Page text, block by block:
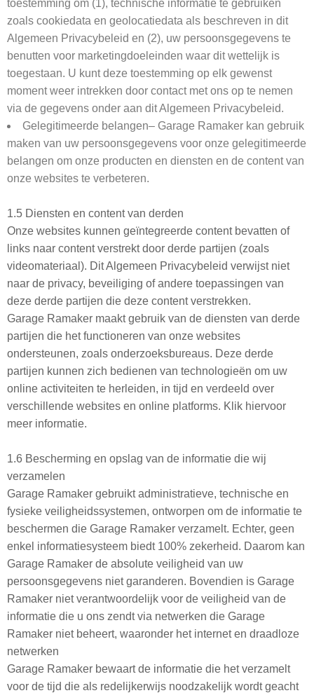
toestemming om (1), technische informatie te gebruiken
zoals cookiedata en geolocatiedata als beschreven in dit
Algemeen Privacybeleid en (2), uw persoonsgegevens te
benutten voor marketingdoeleinden waar dit wettelijk is
toegestaan. U kunt deze toestemming op elk gewenst
moment weer intrekken door contact met ons op te nemen
via de gegevens onder aan dit Algemeen Privacybeleid.
Gelegitimeerde belangen– Garage Ramaker kan gebruik
maken van uw persoonsgegevens voor onze gelegitimeerde
belangen om onze producten en diensten en de content van
onze websites te verbeteren.
1.5 Diensten en content van derden
Onze websites kunnen geïntegreerde content bevatten of
links naar content verstrekt door derde partijen (zoals
videomateriaal). Dit Algemeen Privacybeleid verwijst niet
naar de privacy, beveiliging of andere toepassingen van
deze derde partijen die deze content verstrekken.
Garage Ramaker maakt gebruik van de diensten van derde
partijen die het functioneren van onze websites
ondersteunen, zoals onderzoeksbureaus. Deze derde
partijen kunnen zich bedienen van technologieën om uw
online activiteiten te herleiden, in tijd en verdeeld over
verschillende websites en online platforms. Klik hiervoor
meer informatie.
1.6 Bescherming en opslag van de informatie die wij
verzamelen
Garage Ramaker gebruikt administratieve, technische en
fysieke veiligheidssystemen, ontworpen om de informatie te
beschermen die Garage Ramaker verzamelt. Echter, geen
enkel informatiesysteem biedt 100% zekerheid. Daarom kan
Garage Ramaker de absolute veiligheid van uw
persoonsgegevens niet garanderen. Bovendien is Garage
Ramaker niet verantwoordelijk voor de veiligheid van de
informatie die u ons zendt via netwerken die Garage
Ramaker niet beheert, waaronder het internet en draadloze
netwerken
Garage Ramaker bewaart de informatie die het verzamelt
voor de tijd die als redelijkerwijs noodzakelijk wordt geacht